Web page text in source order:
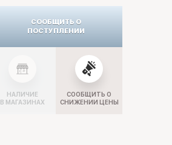
СООБЩИТЬ О
ПОСТУПЛЕНИИ
НАЛИЧИЕ
В МАГАЗИНАХ
СООБЩИТЬ О
СНИЖЕНИИ ЦЕНЫ